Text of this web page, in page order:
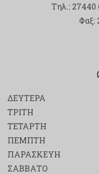
Τηλ.: 27440
Φαξ:
ΔΕΥΤΕΡΑ
ΤΡΙΤΗ
ΤΕΤΑΡΤΗ
ΠΕΜΠΤΗ
ΠΑΡΑΣΚΕΥΗ
ΣΑΒΒΑΤΟ